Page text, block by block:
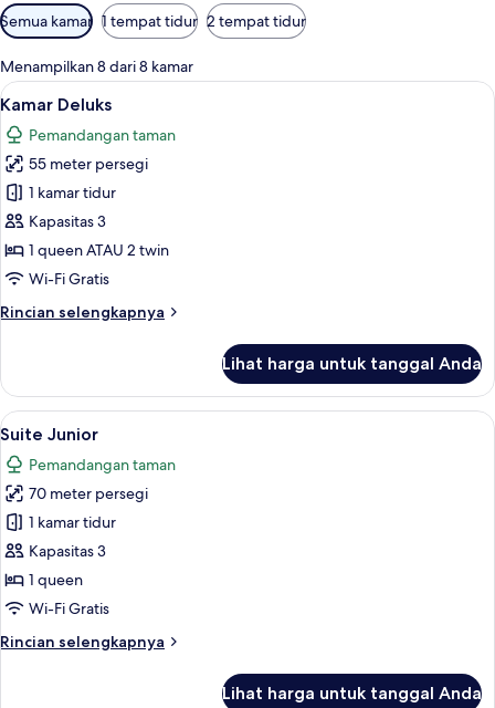
Filter
tersedia
untuk
kamar
Semua kamar 1 tempat tidur 2 tempat tidur
Menampilkan 8 dari 8 kamar
Lihat
semua
foto
untuk
Kamar
Deluks
Kamar Deluks | Seprai premium,
6
Kamar Deluks
Pemandangan taman
55 meter persegi
1 kamar tidur
Kapasitas 3
1 queen ATAU 2 twin
Wi-Fi Gratis
Rincian selengkapnya
Rincian
Kamar
Deluks
Lihat harga untuk tanggal Anda
Lihat
semua
foto
untuk
Suite
Junior
Suite Junior | Seprai premium,
5
Suite Junior
Pemandangan taman
70 meter persegi
1 kamar tidur
Kapasitas 3
1 queen
Wi-Fi Gratis
Rincian selengkapnya
Rincian
Lihat harga untuk tanggal Anda